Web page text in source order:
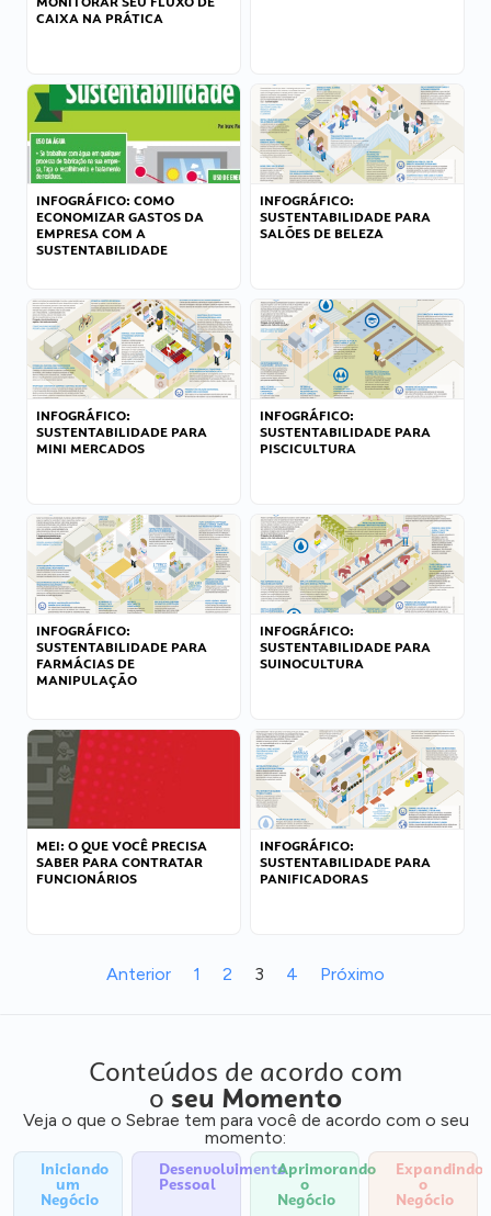
CAIXA NA PRÁTICA
INFOGRÁFICO: COMO
ECONOMIZAR GASTOS DA
EMPRESA COM A
SUSTENTABILIDADE
INFOGRÁFICO:
SUSTENTABILIDADE PARA
SALÕES DE BELEZA
INFOGRÁFICO:
SUSTENTABILIDADE PARA
MINI MERCADOS
INFOGRÁFICO:
SUSTENTABILIDADE PARA
PISCICULTURA
INFOGRÁFICO:
SUSTENTABILIDADE PARA
FARMÁCIAS DE
MANIPULAÇÃO
INFOGRÁFICO:
SUSTENTABILIDADE PARA
SUINOCULTURA
MEI: O QUE VOCÊ PRECISA
SABER PARA CONTRATAR
FUNCIONÁRIOS
INFOGRÁFICO:
SUSTENTABILIDADE PARA
PANIFICADORAS
Anterior 1 2 3 4 Próximo
Conteúdos de acordo com
o seu Momento
Veja o que o Sebrae tem para você de acordo com o seu
momento:
Iniciando
um
Negócio
Desenvolvimento
Pessoal
Aprimorando
o
Negócio
Expandindo
o
Negócio